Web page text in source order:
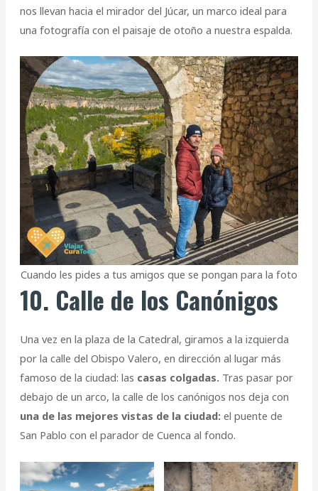
nos llevan hacia el mirador del Júcar, un marco ideal para
una fotografía con el paisaje de otoño a nuestra espalda.
Cuando les pides a tus amigos que se pongan para la foto
10. Calle de los Canónigos
Una vez en la plaza de la Catedral, giramos a la izquierda
por la calle del Obispo Valero, en dirección al lugar más
famoso de la ciudad: las casas colgadas. Tras pasar por
debajo de un arco, la calle de los canónigos nos deja con
una de las mejores vistas de la ciudad: el puente de
San Pablo con el parador de Cuenca al fondo.